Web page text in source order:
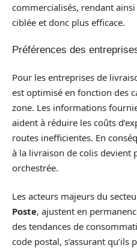
commercialisés, rendant
ciblée et donc plus efficace.
Préférences des
Pour les entreprises de
est optimisé en fonction des
zone. Les informations
aident à réduire les coûts
routes inefficientes. En
à la livraison de colis devient
orchestrée.
Les acteurs majeurs du
Poste, ajustent en
des tendances de
code postal, s’assurant qu’ils